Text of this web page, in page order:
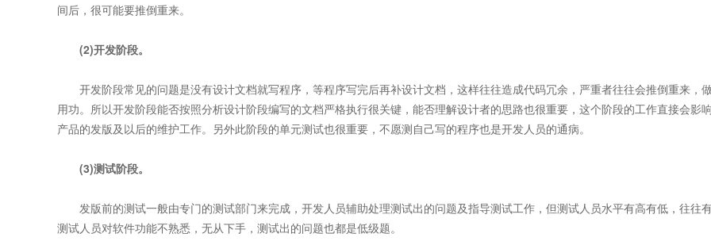
间后，很可能要推倒重来。
(2)开发阶段。
开发阶段常见的问题是没有设计文档就写程序，等程序写完后再补设计文档，这样往往造成代码冗余，严重者往往会推倒重来，
用功。所以开发阶段能否按照分析设计阶段编写的文档严格执行很关键，能否理解设计者的思路也很重要，这个阶段的工作直接会影
产品的发版及以后的维护工作。另外此阶段的单元测试也很重要，不愿测自己写的程序也是开发人员的通病。
(3)测试阶段。
发版前的测试一般由专门的测试部门来完成，开发人员辅助处理测试出的问题及指导测试工作，但测试人员水平有高有低，往往
测试人员对软件功能不熟悉，无从下手，测试出的问题也都是低级题。